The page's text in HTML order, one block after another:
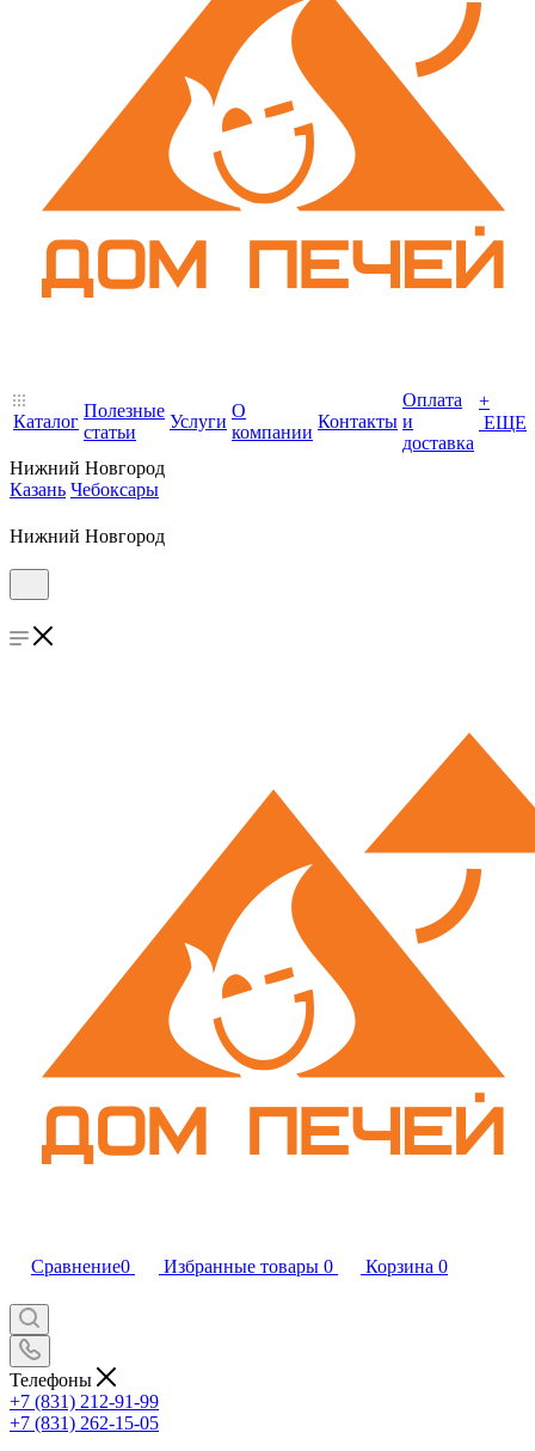
Каталог
Полезные
статьи
Услуги
О
компании
Контакты
Оплата
и
доставка
+
ЕЩЕ
Нижний Новгород
Казань Чебоксары
Нижний Новгород
Сравнение0 Избранные товары 0 Корзина 0
Телефоны
+7 (831) 212-91-99
+7 (831) 262-15-05